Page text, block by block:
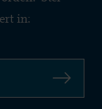
in: